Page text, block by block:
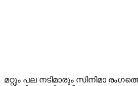
മറ്റും പല നടിമാരും സിനിമാ